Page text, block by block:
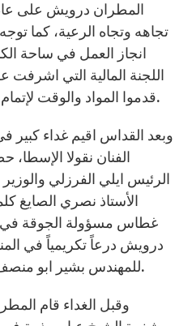
المطران درويش على
تجاهه وتجاه الرعية، كما
انجاز العمل في ساحة
اللجنة المالية التي
قدموا المواد والوقت لإتمام العمل في الوقت المناسب.
وبعد القداس اقيم غداء كبير
الفنان نقولا
الرئيس ايلي الفرزلي
الأستاذ نصري الصايغ
غطاس مسؤولة الجوقة في
درويش درعاً تكريمياً في
للمهندس بشير ابو منصف الذي اشرف على الورشة.
وقبل الغداء قام